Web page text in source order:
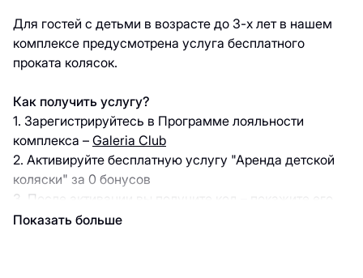
Для гостей с детьми в возрасте до 3-х лет в нашем
комплексе предусмотрена услуга бесплатного
проката колясок.
Как получить услугу?
1. Зарегистрируйтесь в Программе лояльности
комплекса – Galeria Club
2. Активируйте бесплатную услугу "Аренда детской
коляски" за 0 бонусов
3. После активации вы получите код – покажите его
на стойке информации
Показать больше